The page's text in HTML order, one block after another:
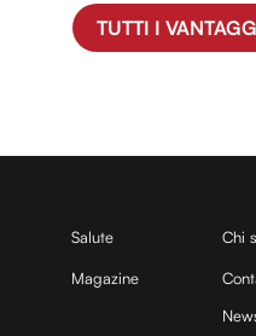
TUTTI I
Salute
Magazine
Chi